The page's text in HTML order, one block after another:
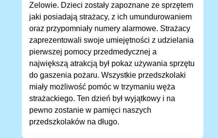
Zelowie. Dzieci zostały zapoznane ze sprzętem
jaki posiadają strażacy, z ich umundurowaniem
oraz przypomniały numery alarmowe. Strażacy
zaprezentowali swoje umiejętności z udzielania
pierwszej pomocy przedmedycznej a
największą atrakcją był pokaz używania sprzętu
do gaszenia pożaru. Wszystkie przedszkolaki
miały możliwość pomóc w trzymaniu węża
strażackiego. Ten dzień był wyjątkowy i na
pewno zostanie w pamięci naszych
przedszkolaków na długo.